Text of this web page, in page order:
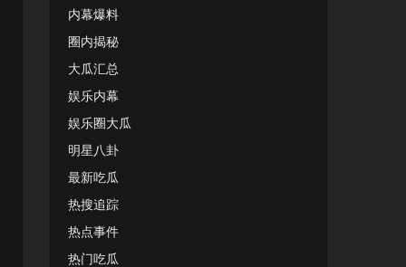
内幕爆料
圈内揭秘
大瓜汇总
娱乐内幕
娱乐圈大瓜
明星八卦
最新吃瓜
热搜追踪
热点事件
热门吃瓜